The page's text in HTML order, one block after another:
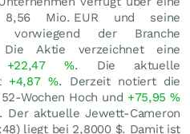
8,56 Mio. EUR und seine
vorwiegend der Branche
Die Aktie verzeichnet eine
+22,47%. Die aktuelle
+4,87%. Derzeit notiert die
Wochen Hoch und +75,95%
Der aktuelle Jewett-Cameron
liegt bei 2,8000 $. Damit ist